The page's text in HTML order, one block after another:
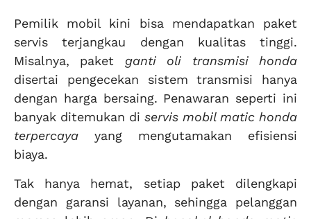
Pemilik mobil kini bisa mendapatkan paket
servis terjangkau dengan kualitas tinggi.
Misalnya, paket ganti oli transmisi honda
disertai pengecekan sistem transmisi hanya
dengan harga bersaing. Penawaran seperti ini
banyak ditemukan di servis mobil matic honda
terpercaya yang mengutamakan efisiensi
biaya.
Tak hanya hemat, setiap paket dilengkapi
dengan garansi layanan, sehingga pelanggan